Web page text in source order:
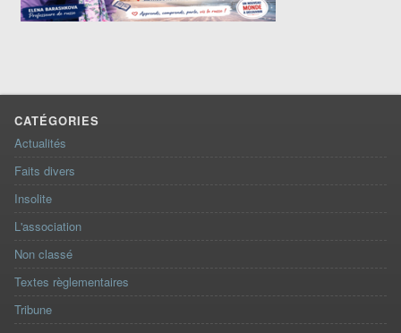
CATÉGORIES
Actualités
Faits divers
Insolite
L'association
Non classé
Textes règlementaires
Tribune